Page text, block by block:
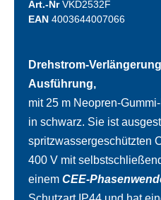
Art.-NrVKD2532F
EAN 4003644007066
Drehstrom-
Ausführung,
mit 25 m Neopren-
in schwarz. Sie ist
spritzwassergeschützten
400 V mit
einem CEE-